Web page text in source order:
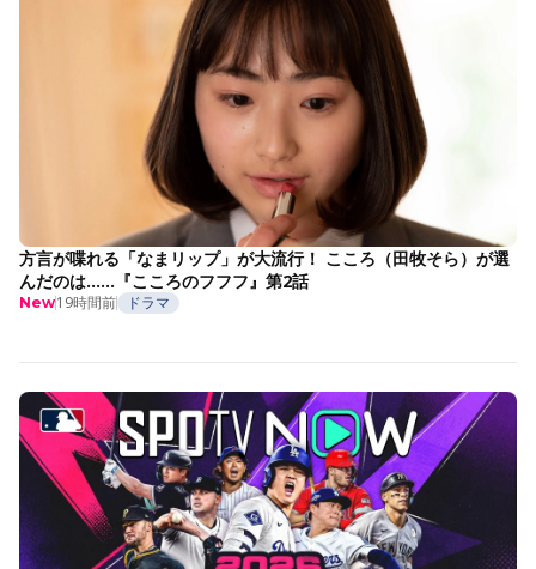
方言が喋れる「なまリップ」が大流行！ こころ（田牧そら）が選
んだのは……『こころのフフフ』第2話
New19時間前 ドラマ